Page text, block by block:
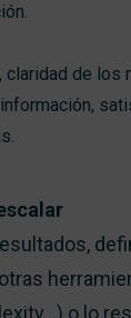
claridad de los
o lo